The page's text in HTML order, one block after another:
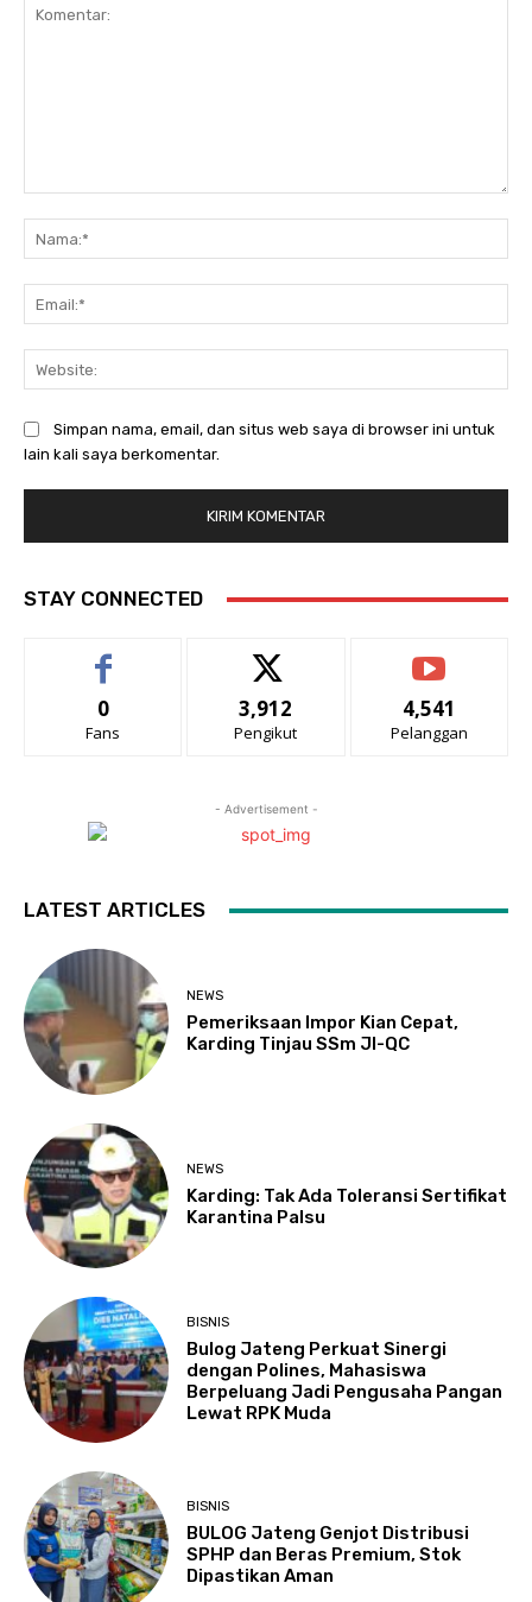
Simpan nama, email, dan situs web saya di browser ini untuk
lain kali saya berkomentar.
STAY CONNECTED
0
Fans
3,912
Pengikut
4,541
Pelanggan
- Advertisement -
LATEST ARTICLES
NEWS
Pemeriksaan Impor Kian Cepat,
Karding Tinjau SSm JI-QC
NEWS
Karding: Tak Ada Toleransi Sertifikat
Karantina Palsu
BISNIS
Bulog Jateng Perkuat Sinergi
dengan Polines, Mahasiswa
Berpeluang Jadi Pengusaha Pangan
Lewat RPK Muda
BISNIS
BULOG Jateng Genjot Distribusi
SPHP dan Beras Premium, Stok
Dipastikan Aman